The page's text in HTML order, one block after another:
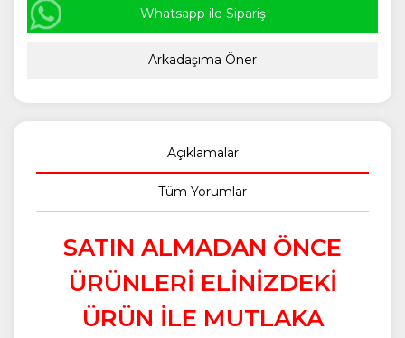
Whatsapp ile Sipariş
Arkadaşıma Öner
Açıklamalar
Tüm Yorumlar
SATIN ALMADAN ÖNCE
ÜRÜNLERİ ELİNİZDEKİ
ÜRÜN İLE MUTLAKA